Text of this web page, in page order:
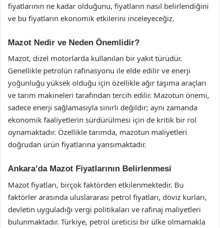
fiyatlarının ne kadar olduğunu, fiyatların nasıl belirlendiğini
ve bu fiyatların ekonomik etkilerini inceleyeceğiz.
Mazot Nedir ve Neden Önemlidir?
Mazot, dizel motorlarda kullanılan bir yakıt türüdür.
Genellikle petrolün rafinasyonu ile elde edilir ve enerji
yoğunluğu yüksek olduğu için özellikle ağır taşıma araçları
ve tarım makineleri tarafından tercih edilir. Mazotun önemi,
sadece enerji sağlamasıyla sınırlı değildir; aynı zamanda
ekonomik faaliyetlerin sürdürülmesi için de kritik bir rol
oynamaktadır. Özellikle tarımda, mazotun maliyetleri
doğrudan ürün fiyatlarına yansımaktadır.
Ankara’da Mazot Fiyatlarının Belirlenmesi
Mazot fiyatları, birçok faktörden etkilenmektedir. Bu
faktörler arasında uluslararası petrol fiyatları, döviz kurları,
devletin uyguladığı vergi politikaları ve rafinaj maliyetleri
bulunmaktadır. Türkiye, petrol üreticisi bir ülke olmamakla